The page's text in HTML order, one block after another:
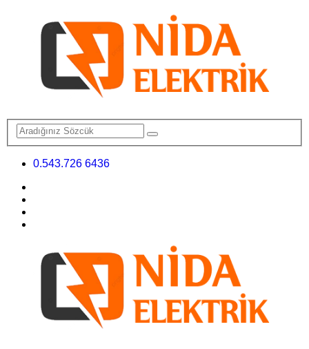
0.543.726 6436